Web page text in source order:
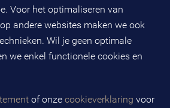
Voor het optimaliseren van
andere websites maken we ook
Wil je geen optimale
we enkel functionele cookies en
of onze cookieverklaring voor
handelsmerk van BMC groep B.V.